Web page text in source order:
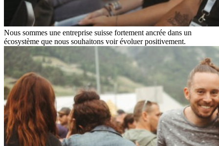
Nous sommes une entreprise suisse fortement ancrée dans un
écosystème que nous souhaitons voir évoluer positivement.